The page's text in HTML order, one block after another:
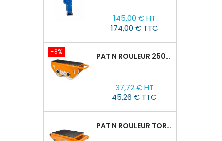
145,00 € HT
174,00 € TTC
-8% PATIN ROULEUR 2500R-02, CAPACITÉ DE CHARGE 2,5T
base
37,72 € HT
45,26 € TTC
PATIN ROULEUR TOR CRO-6 : 8T